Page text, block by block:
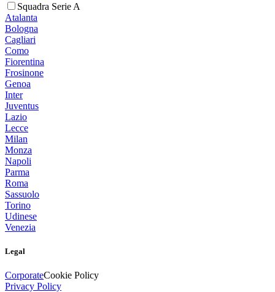
Squadra Serie A
Atalanta
Bologna
Cagliari
Como
Fiorentina
Frosinone
Genoa
Inter
Juventus
Lazio
Lecce
Milan
Monza
Napoli
Parma
Roma
Sassuolo
Torino
Udinese
Venezia
Legal
CorporateCookie Policy
Privacy Policy